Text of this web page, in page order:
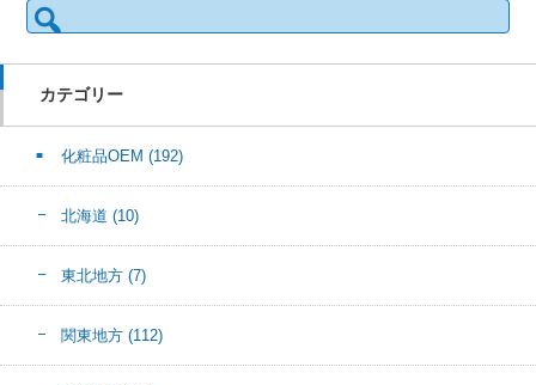
検
索:
カテゴリー
化粧品OEM (192)
北海道 (10)
東北地方 (7)
関東地方 (112)